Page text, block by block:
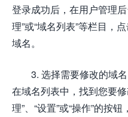
登录成功后，在用户管理
理”或“域名列表”等栏目，
域名。
3. 选择需要修改的域名
在域名列表中，找到您要
理”、“设置”或“操作”的按